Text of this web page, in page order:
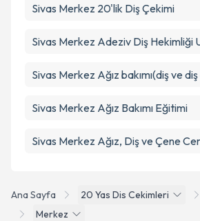
Ana Sayfa 20 Yas Dis Cekimleri
Merkez
Sivas Merkez 20'lik Diş Çekimi
Sivas Merkez Adeziv Diş Hekimliği
Sivas Merkez Ağız bakımı(diş ve diş
Sivas Merkez Ağız Bakımı Eğitimi
Sivas Merkez Ağız, Diş ve Çene